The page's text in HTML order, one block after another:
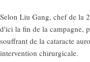
Selon Liu Gang, chef de la
d'ici la fin de la campagne,
souffrant de la cataracte
intervention chirurgicale.